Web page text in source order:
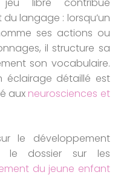
jeu libre contribue
langage : lorsqu’un
ses actions ou
il structure sa
son vocabulaire.
éclairage détaillé est
aux neurosciences et
le développement
le dossier sur les
du jeune enfant